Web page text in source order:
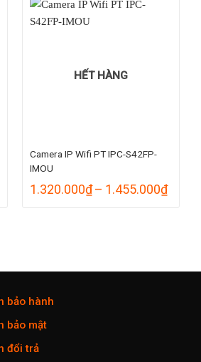
HẾT HÀNG
Camera IP Wifi PT IPC-S42FP-
IMOU
1.320.000₫– 1.455.000₫
bảo hành
bảo mật
đổi trả